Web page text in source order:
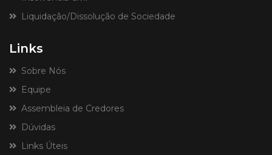
Liquidação/Dissolução de Sociedade
Links
Sobre Nós
Equipe
Assembleia de Credores
Dúvidas
Links Úteis